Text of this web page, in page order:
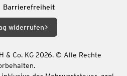
Barrierefreiheit
widerrufen
& Co. KG 2026. © Alle Rechte